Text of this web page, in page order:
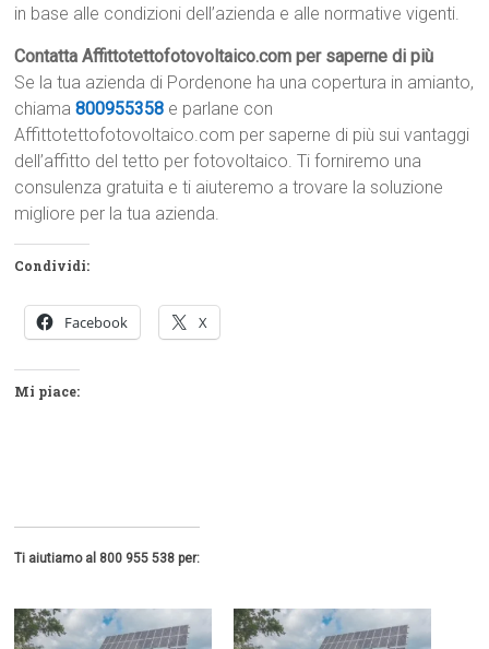
in base alle condizioni dell’azienda e alle normative vigenti.
Contatta Affittotettofotovoltaico.com per saperne di più
Se la tua azienda di Pordenone ha una copertura in amianto,
chiama800955358 e parlane con
Affittotettofotovoltaico.com per saperne di più sui vantaggi
dell’affitto del tetto per fotovoltaico. Ti forniremo una
consulenza gratuita e ti aiuteremo a trovare la soluzione
migliore per la tua azienda.
Condividi:
Facebook X
Mi piace:
Ti aiutiamo al 800 955 538 per: